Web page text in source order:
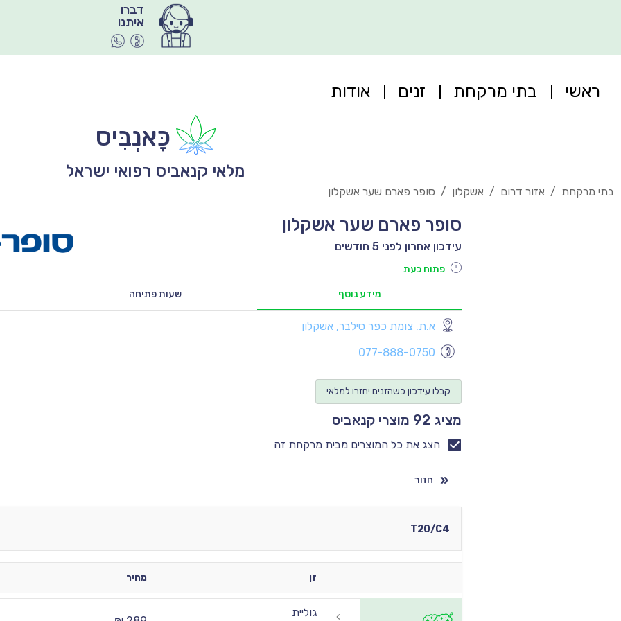
איתנו
ראשי בתי מרקחת זנים אודות
כָּאנְבִּיס
מלאי קנאביס רפואי ישראל
בתי מרקחת / אזור דרום / אשקלון / סופר פארם שער אשקלון
סופר פארם שער אשקלון
עידכון אחרון לפני 5 חודשים
פתוח כעת
מידע נוסף שעות פתיחה
א.ת. צומת כפר סילבר, אשקלון
077-888-0750
קבלו עידכון כשהזנים יחזרו למלאי
מציג 92 מוצרי קנאביס
הצג את כל המוצרים מבית מרקחת זה
חזור
T20/C4
זן מחיר
גוליית